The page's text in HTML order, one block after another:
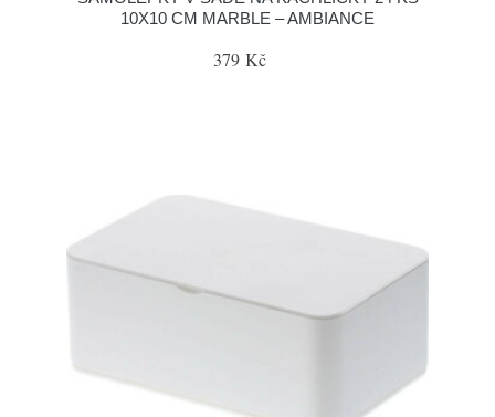
10X10 CM MARBLE – AMBIANCE
379 Kč